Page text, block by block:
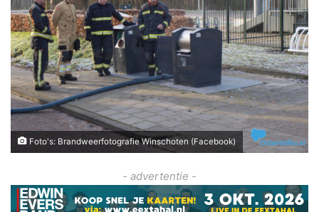
Foto's: Brandweerfotografie Winschoten (Facebook)
- advertentie -